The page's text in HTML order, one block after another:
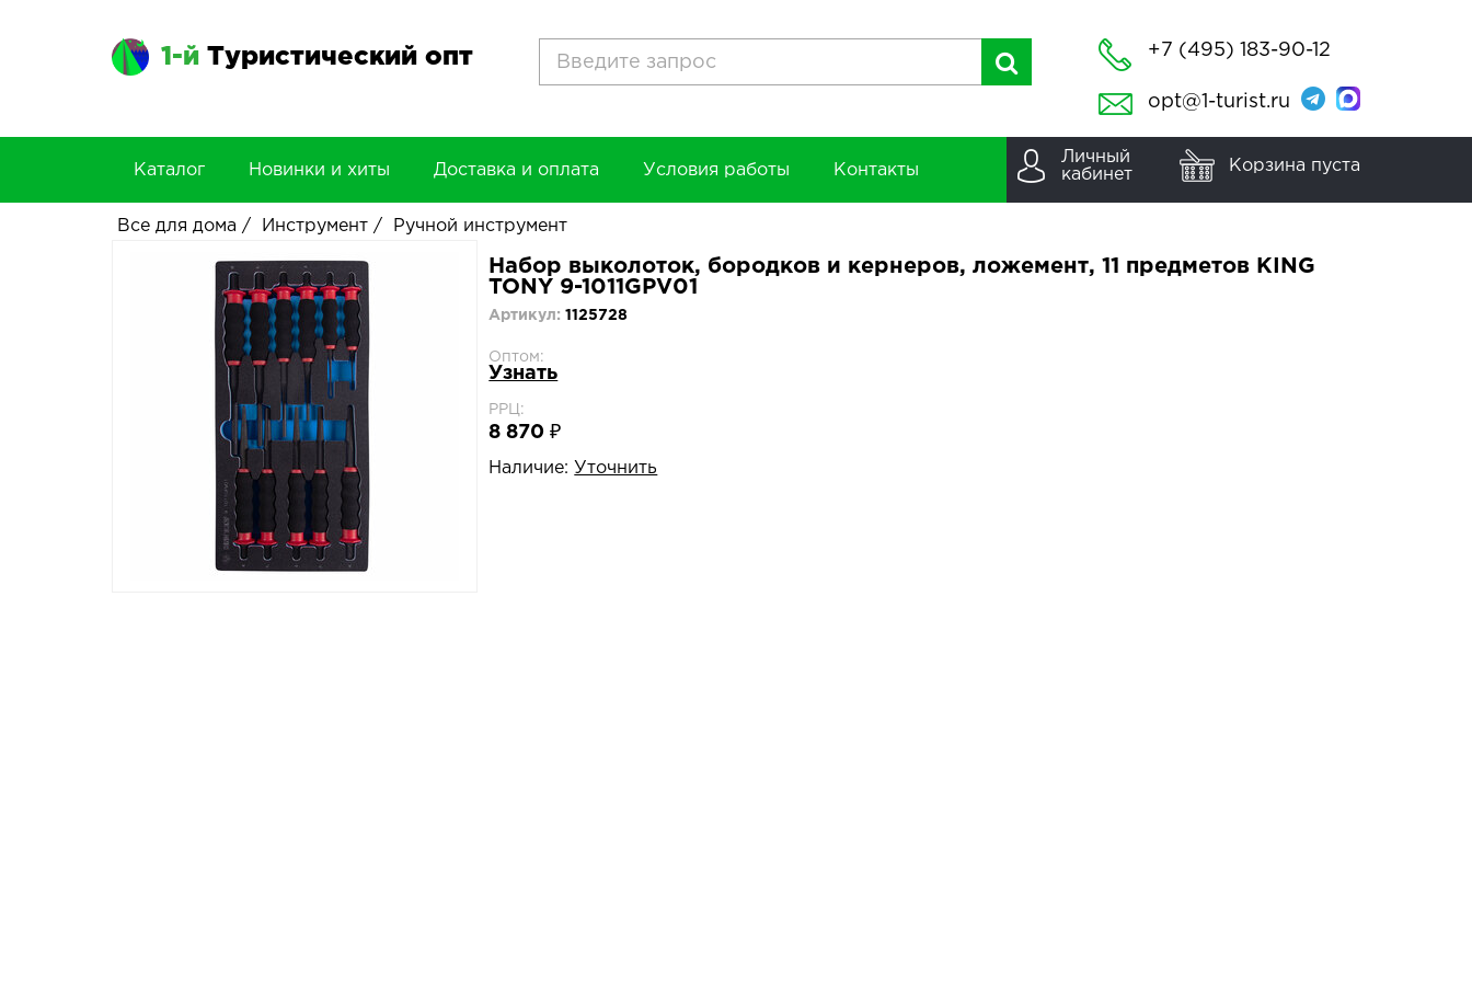
1-й Туристический опт +7 (495) 183-90-12
opt@1-turist.ru
Каталог Новинки и хиты Доставка и оплата Условия работы Контакты
Личный
кабинет
Корзина пуста
Все для дома / Инструмент / Ручной инструмент
Набор выколоток, бородков и кернеров, ложемент, 11 предметов KING
TONY 9-1011GPV01
Артикул:1125728
Оптом:
Узнать
РРЦ:
8 870 ₽
Наличие: Уточнить